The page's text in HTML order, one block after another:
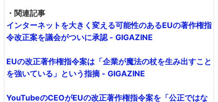
・関連記事
インターネットを大きく変える可能性のあるEUの著作権指
令改正案を議会がついに承認 - GIGAZINE
EUの改正著作権指令案は「企業が魔法の杖を生み出すこと
を強いている」という指摘 - GIGAZINE
YouTubeのCEOがEUの改正著作権指令案を「公正ではな